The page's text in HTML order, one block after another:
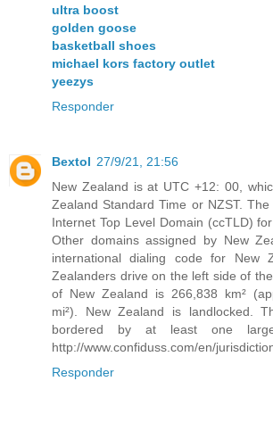
ultra boost
golden goose
basketball shoes
michael kors factory outlet
yeezys
Responder
Bextol 27/9/21, 21:56
New Zealand is at UTC +12: 00,
Zealand Standard Time or NZST.
Internet Top Level Domain (ccTLD)
Other domains assigned by New
international dialing code for New
Zealanders drive on the left side of
of New Zealand is 266,838 km²
mi²). New Zealand is landlocked.
bordered by at least one
http://www.confiduss.com/en/
Responder